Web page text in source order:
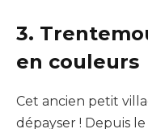
3.
en couleurs
Cet ancien petit
dépayser ! Depuis